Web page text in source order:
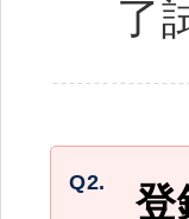
了
Q2. 登